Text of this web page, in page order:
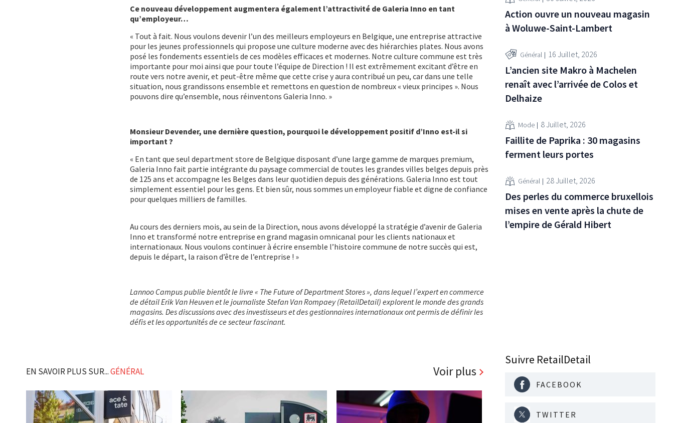
Ce nouveau développement augmentera également l’attractivité de Galeria Inno en tant
qu’employeur…
« Tout à fait. Nous voulons devenir l’un des meilleurs employeurs en Belgique, une entreprise attractive
pour les jeunes professionnels qui propose une culture moderne avec des hiérarchies plates. Nous avons
posé les fondements essentiels de ces modèles efficaces et modernes. Notre culture commune est très
importante pour moi ainsi que pour toute l’équipe de Direction ! Il est extrêmement excitant d’être en
route vers notre avenir, et peut-être même que cette crise y aura contribué un peu, car dans une telle
situation, nous grandissons ensemble et remettons en question de nombreux « vieux principes ». Nous
pouvons dire qu’ensemble, nous réinventons Galeria Inno. »
Monsieur Devender, une dernière question, pourquoi le développement positif d’Inno est-il si
important ?
« En tant que seul department store de Belgique disposant d’une large gamme de marques premium,
Galeria Inno fait partie intégrante du paysage commercial de toutes les grandes villes belges depuis près
de 125 ans et accompagne les Belges dans leur quotidien depuis des générations. Galeria Inno est tout
simplement essentiel pour les gens. Et bien sûr, nous sommes un employeur fiable et digne de confiance
pour quelques milliers de familles.
Au cours des derniers mois, au sein de la Direction, nous avons développé la stratégie d’avenir de Galeria
Inno et transformé notre entreprise en grand magasin omnicanal pour les clients nationaux et
internationaux. Nous voulons continuer à écrire ensemble l’histoire commune de notre succès qui est,
depuis le départ, la raison d’être de l’entreprise ! »
Lannoo Campus publie bientôt le livre « The Future of Department Stores », dans lequel l’expert en commerce
de détail Erik Van Heuven et le journaliste Stefan Van Rompaey (RetailDetail) explorent le monde des grands
magasins. Des discussions avec des investisseurs et des gestionnaires internationaux ont permis de définir les
défis et les opportunités de ce secteur fascinant.
EN SAVOIR PLUS SUR...GÉNÉRAL Voir plus
Action ouvre un nouveau magasin
à Woluwe-Saint-Lambert
Général 16 Juillet, 2026
L’ancien site Makro à Machelen
renaît avec l’arrivée de Colos et
Delhaize
Mode 8 Juillet, 2026
Faillite de Paprika : 30 magasins
ferment leurs portes
Général 28 Juillet, 2026
Des perles du commerce bruxellois
mises en vente après la chute de
l’empire de Gérald Hibert
Suivre RetailDetail
FACEBOOK
TWITTER